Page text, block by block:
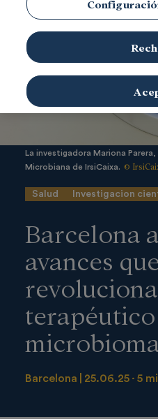
La investigadora Mariona
Microbiana de IrsiCaixa. ©
Salud Investigacion
Barcelona
avances
Barcelona 25.06.25 5